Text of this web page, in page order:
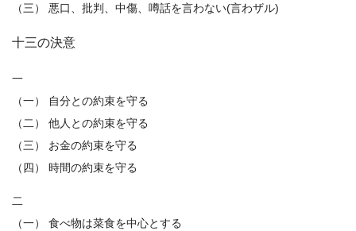
（三） 悪口、批判、中傷、噂話を言わない(言わザル)
十三の決意
一
（一） 自分との約束を守る
（二） 他人との約束を守る
（三） お金の約束を守る
（四） 時間の約束を守る
二
（一） 食べ物は菜食を中心とする